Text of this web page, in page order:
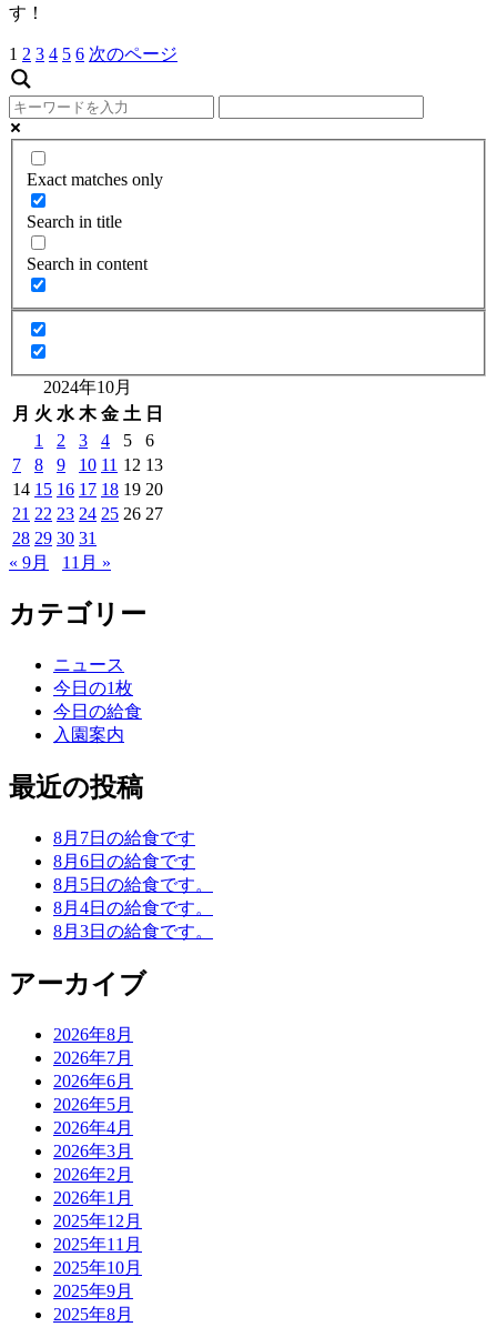
す！
1 2 3 4 5 6 次のページ
Exact matches only
Search in title
Search in content
2024年10月
月 火 水 木 金 土 日
1
2 3 4 5
6
7
8 9 10 11 12 13
14 15 16 17 18 19 20
21 22 23 24 25 26 27
28 29 30 31
« 9月
11月 »
カテゴリー
ニュース
今日の1枚
今日の給食
入園案内
最近の投稿
8月7日の給食です
8月6日の給食です
8月5日の給食です。
8月4日の給食です。
8月3日の給食です。
アーカイブ
2026年8月
2026年7月
2026年6月
2026年5月
2026年4月
2026年3月
2026年2月
2026年1月
2025年12月
2025年11月
2025年10月
2025年9月
2025年8月